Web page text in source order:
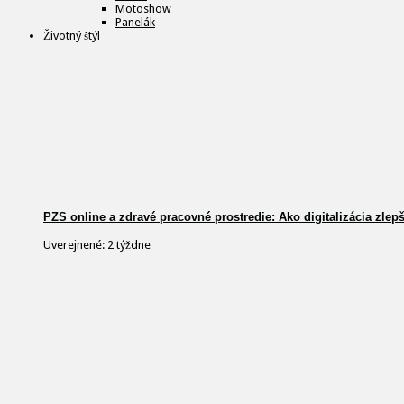
Motoshow
Panelák
Životný štýl
PZS online a zdravé pracovné prostredie: Ako digitalizácia
Uverejnené: 2 týždne